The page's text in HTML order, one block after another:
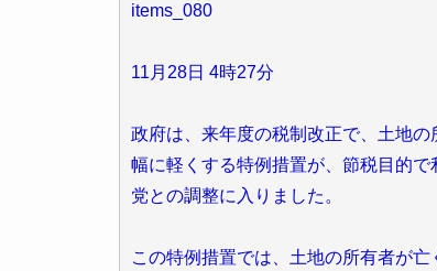
items_080
11月28日 4時27分
政府は、来年度の税制改正で、土地
幅に軽くする特例措置が、節税目的
党との調整に入りました。
この特例措置では、土地の所有者が